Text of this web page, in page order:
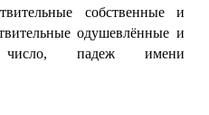
собственные и
одушевлённые и
падеж имени